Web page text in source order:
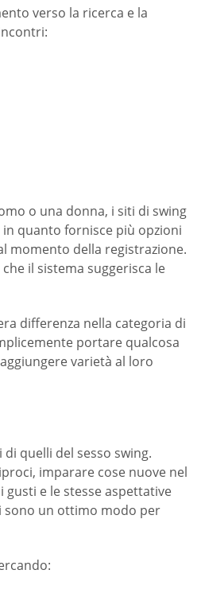
verso la ricerca e la
o una donna, i siti di swing
quanto fornisce più opzioni
momento della registrazione.
il sistema suggerisca le
differenza nella categoria di
portare qualcosa
varietà al loro
quelli del sesso swing.
imparare cose nuove nel
e le stesse aspettative
sono un ottimo modo per